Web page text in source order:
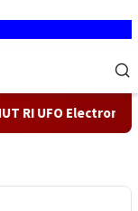
UFO Electronics &